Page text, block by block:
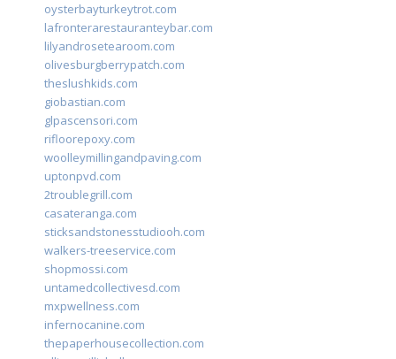
oysterbayturkeytrot.com
lafronterarestauranteybar.com
lilyandrosetearoom.com
olivesburgberrypatch.com
theslushkids.com
giobastian.com
glpascensori.com
rifloorepoxy.com
woolleymillingandpaving.com
uptonpvd.com
2troublegrill.com
casateranga.com
sticksandstonesstudiooh.com
walkers-treeservice.com
shopmossi.com
untamedcollectivesd.com
mxpwellness.com
infernocanine.com
thepaperhousecollection.com